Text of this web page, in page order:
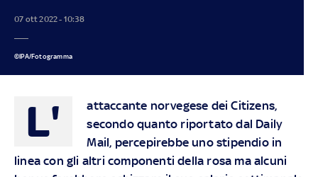
07 ott 2022 - 10:38
©IPA/Fotogramma
L'
attaccante norvegese dei Citizens,
secondo quanto riportato dal Daily
Mail, percepirebbe uno stipendio in
linea con gli altri componenti della rosa ma alcuni